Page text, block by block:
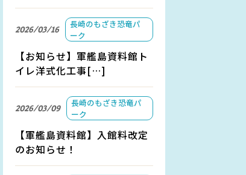
2026/03/16
長崎のもざき恐竜パ
ーク
【お知らせ】軍艦島資料館ト
イレ洋式化工事[…]
2026/03/09
長崎のもざき恐竜パ
ーク
【軍艦島資料館】入館料改定
のお知らせ！